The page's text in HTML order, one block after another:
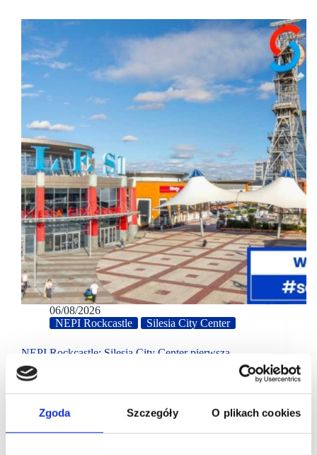
Zgoda Szczegóły O plikach cookies
06/08/2026
NEPI Rockcastle
Silesia City Center
NEPI Rockcastle: Silesia City Center pierwszą
lokalizacją marki Auroria w Katowicach
salon w Katowicach. Lokal zlokalizowany jest obok